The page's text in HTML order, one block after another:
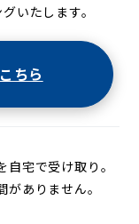
いたします。
ちら
宅で受け取り。
ありません。